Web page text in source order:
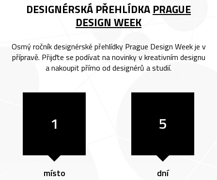
DESIGNÉRSKÁ PŘEHLÍDKA PRAGUE
DESIGN WEEK
Osmý ročník designérské přehlídky Prague Design Week je v
přípravě. Přijďte se podívat na novinky v kreativním designu
a nakoupit přímo od designérů a studií.
1
místo
5
dní